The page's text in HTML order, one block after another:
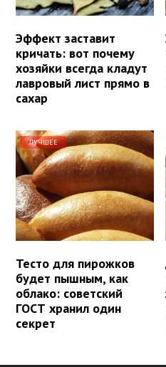
Эффект заставит
кричать: вот почему
хозяйки всегда кладут
лавровый лист прямо в
сахар
ЛУЧШЕЕ
Тесто для пирожков
будет пышным, как
облако: советский
ГОСТ хранил один
секрет